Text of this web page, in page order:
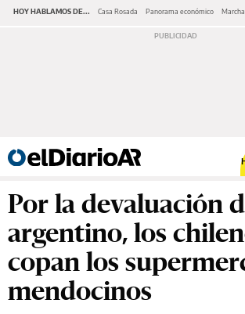
HOY HABLAMOS DE... Casa Rosada Panorama económico
Por la devaluación
argentino, los
copan los
mendocinos